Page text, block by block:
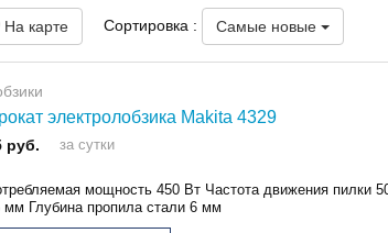
На карте Сортировка : Самые новые
электролобзика Makita 4329
руб. за сутки
мощность 450 Вт Частота движения пилки
мм Глубина пропила стали 6 мм